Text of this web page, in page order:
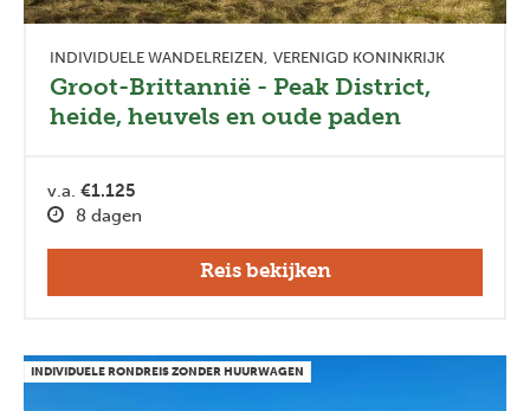
INDIVIDUELE WANDELREIZEN VERENIGD KONINKRIJK
Groot-Brittannië - Peak District,
heide, heuvels en oude paden
v.a. €1.125
8 dagen
Reis bekijken
INDIVIDUELE RONDREIS ZONDER HUURWAGEN